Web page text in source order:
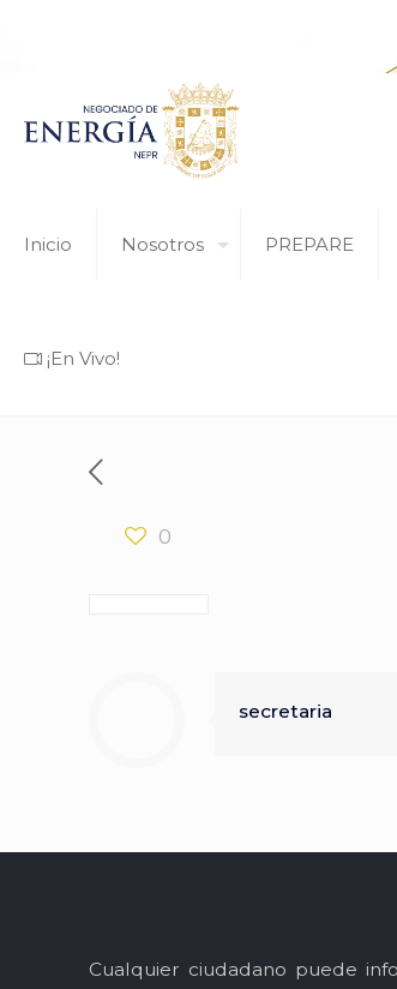
¿Tiene alguna pregunta? Comunícate con
Inicio Nosotros PREPARE
¡En Vivo!
0
secretaria
Cualquier ciudadano puede